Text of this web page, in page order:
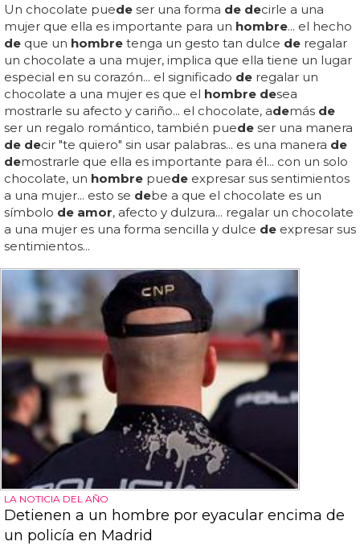
Un chocolate puede ser una forma de decirle a una
mujer que ella es importante para un hombre... el hecho
de que un hombre tenga un gesto tan dulce de regalar
un chocolate a una mujer, implica que ella tiene un lugar
especial en su corazón... el significado de regalar un
chocolate a una mujer es que el hombre desea
mostrarle su afecto y cariño... el chocolate, además de
ser un regalo romántico, también puede ser una manera
de decir "te quiero" sin usar palabras... es una manera de
demostrarle que ella es importante para él... con un solo
chocolate, un hombre puede expresar sus sentimientos
a una mujer... esto se debe a que el chocolate es un
símbolo de amor, afecto y dulzura... regalar un chocolate
a una mujer es una forma sencilla y dulce de expresar sus
sentimientos...
LA NOTICIA DEL AÑO
Detienen a un hombre por eyacular encima de
un policía en Madrid